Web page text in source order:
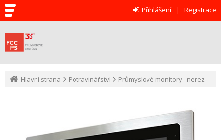
Přihlášení Registrace
Hlavní strana Potravinářství Průmyslové monitory - nerez